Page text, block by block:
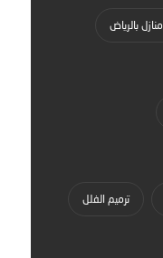
بالرياض
ترميم الفلل